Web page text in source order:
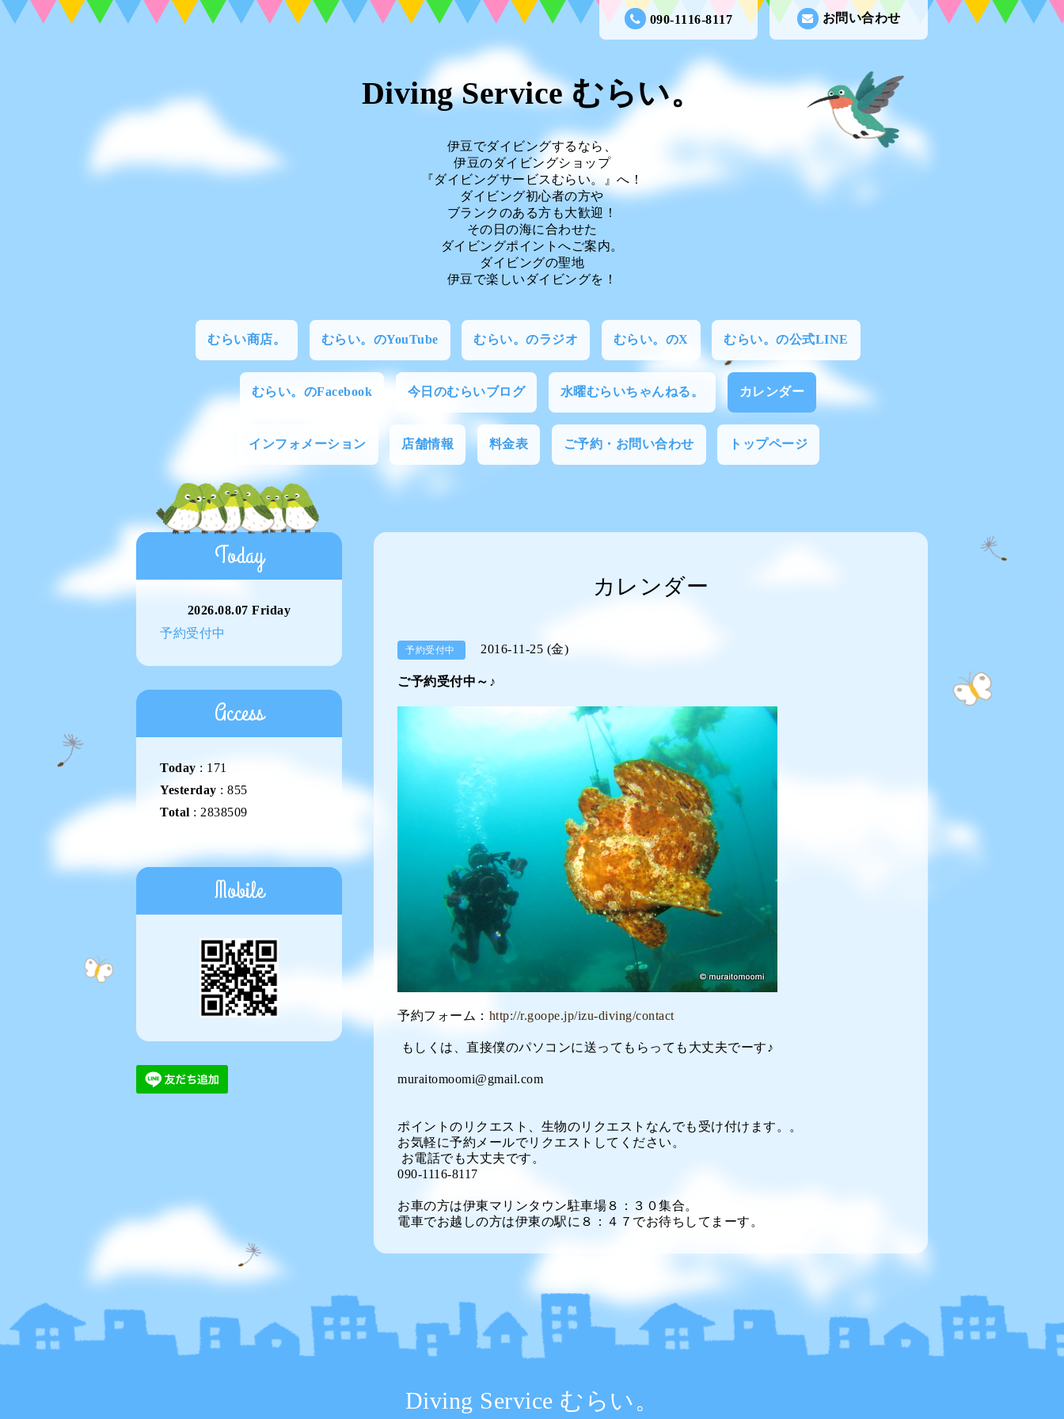
お問い合わせ
090-1116-8117
Diving Service むらい。
伊豆でダイビングするなら、
伊豆のダイビングショップ
『ダイビングサービスむらい。』へ！
ダイビング初心者の方や
ブランクのある方も大歓迎！
その日の海に合わせた
ダイビングポイントへご案内。
ダイビングの聖地
伊豆で楽しいダイビングを！
むらい商店。 むらい。のYouTube むらい。のラジオ むらい。のX むらい。の公式LINE
むらい。のFacebook 今日のむらいブログ 水曜むらいちゃんねる。 カレンダー
インフォメーション 店舗情報 料金表 ご予約・お問い合わせ トップページ
カレンダー
予約受付中 2016-11-25 (金)
ご予約受付中～♪
予約フォーム： http://r.goope.jp/izu-diving/contact
もしくは、直接僕のパソコンに送ってもらっても大丈夫でーす♪
muraitomoomi@gmail.com
ポイントのリクエスト、生物のリクエストなんでも受け付けます。。
お気軽に予約メールでリクエストしてください。
お電話でも大丈夫です。
090-1116-8117
お車の方は伊東マリンタウン駐車場８：３０集合。
電車でお越しの方は伊東の駅に８：４７でお待ちしてまーす。
Today
2026.08.07 Friday
予約受付中
Access
Today : 171
Yesterday : 855
Total : 2838509
Mobile
Diving Service むらい。